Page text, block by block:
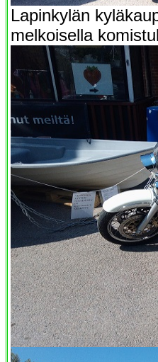
Lapinkylän
melkoisella